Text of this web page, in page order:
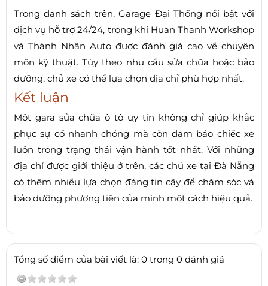
Trong danh sách trên, Garage Đại Thống nổi bật với
dịch vụ hỗ trợ 24/24, trong khi Huan Thanh Workshop
và Thành Nhân Auto được đánh giá cao về chuyên
môn kỹ thuật. Tùy theo nhu cầu sửa chữa hoặc bảo
dưỡng, chủ xe có thể lựa chọn địa chỉ phù hợp nhất.
Kết luận
Một gara sửa chữa ô tô uy tín không chỉ giúp khắc
phục sự cố nhanh chóng mà còn đảm bảo chiếc xe
luôn trong trạng thái vận hành tốt nhất. Với những
địa chỉ được giới thiệu ở trên, các chủ xe tại Đà Nẵng
có thêm nhiều lựa chọn đáng tin cậy để chăm sóc và
bảo dưỡng phương tiện của mình một cách hiệu quả.
Tổng số điểm của bài viết là: 0 trong 0 đánh giá